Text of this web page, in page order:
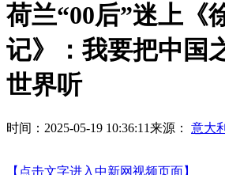
荷兰“00后”迷上《
记》：我要把中国
世界听
时间：2025-05-19 10:36:11来源： 意大
【点击文字进入中新网视频页面】